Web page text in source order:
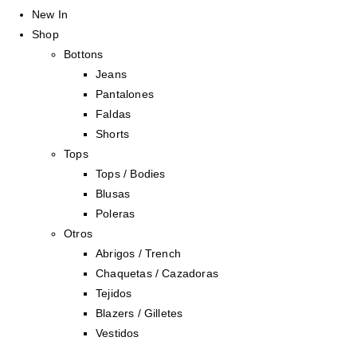
New In
Shop
Bottons
Jeans
Pantalones
Faldas
Shorts
Tops
Tops / Bodies
Blusas
Poleras
Otros
Abrigos / Trench
Chaquetas / Cazadoras
Tejidos
Blazers / Gilletes
Vestidos